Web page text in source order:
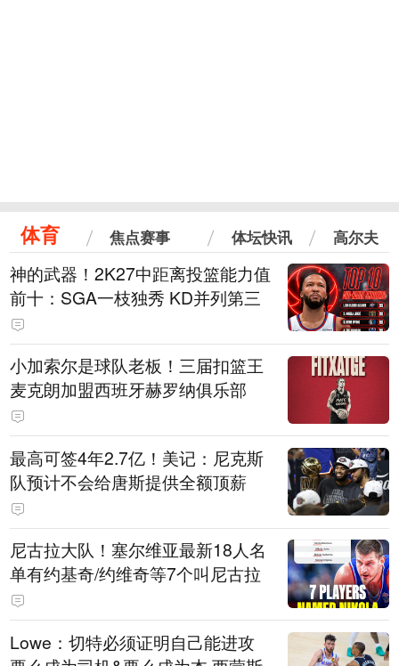
体育 焦点赛事 体坛快讯 高尔夫
神的武器！2K27中距离投篮能力值
前十：SGA一枝独秀 KD并列第三
小加索尔是球队老板！三届扣篮王
麦克朗加盟西班牙赫罗纳俱乐部
最高可签4年2.7亿！美记：尼克斯
队预计不会给唐斯提供全额顶薪
尼古拉大队！塞尔维亚最新18人名
单有约基奇/约维奇等7个叫尼古拉
Lowe：切特必须证明自己能进攻